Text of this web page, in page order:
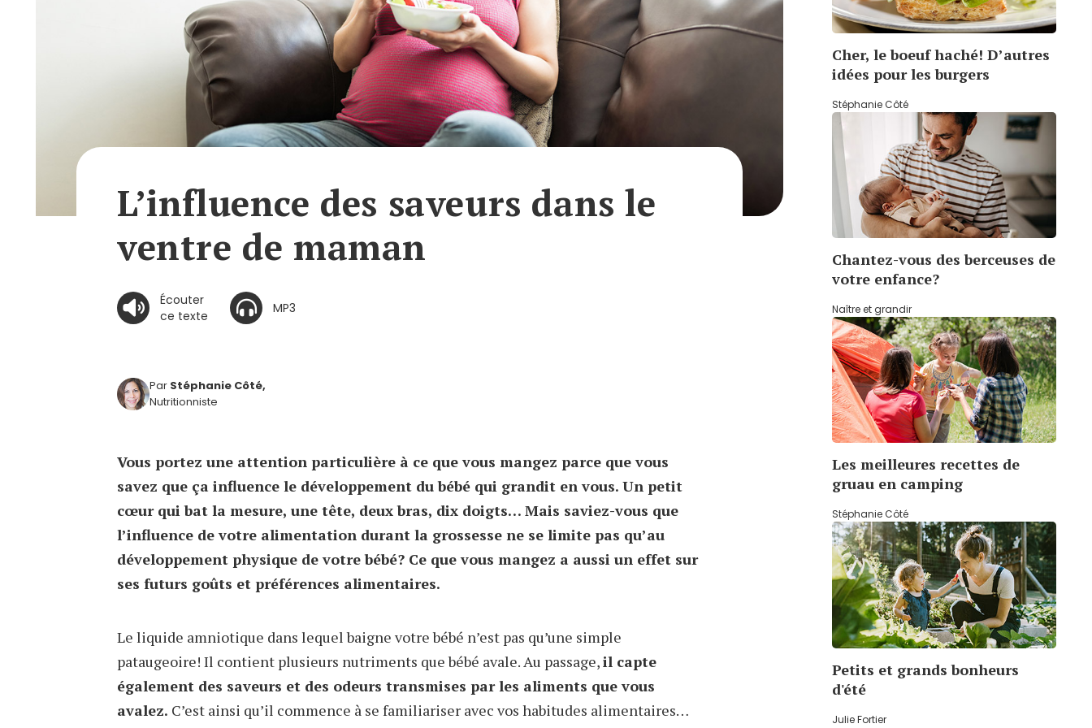
L’influence des saveurs dans le
ventre de maman
Écouter
ce texte
MP3
Par Stéphanie Côté,
Nutritionniste
Vous portez une attention particulière à ce que vous mangez parce que vous
savez que ça influence le développement du bébé qui grandit en vous. Un petit
cœur qui bat la mesure, une tête, deux bras, dix doigts… Mais saviez-vous que
l’influence de votre alimentation durant la grossesse ne se limite pas qu’au
développement physique de votre bébé? Ce que vous mangez a aussi un effet sur
ses futurs goûts et préférences alimentaires.
Le liquide amniotique dans lequel baigne votre bébé n’est pas qu’une simple
pataugeoire! Il contient plusieurs nutriments que bébé avale. Au passage,il capte
également des saveurs et des odeurs transmises par les aliments que vous
avalez. C’est ainsi qu’il commence à se familiariser avec vos habitudes alimentaires…
Cher, le boeuf haché! D’autres
idées pour les burgers
Stéphanie Côté
Chantez-vous des berceuses de
votre enfance?
Naître et grandir
Les meilleures recettes de
gruau en camping
Stéphanie Côté
Petits et grands bonheurs
d'été
Julie Fortier